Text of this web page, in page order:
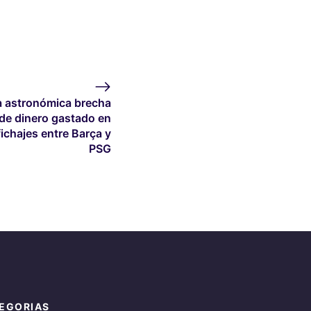
astronómica brecha
dinero gastado en
entre Barça y
PSG